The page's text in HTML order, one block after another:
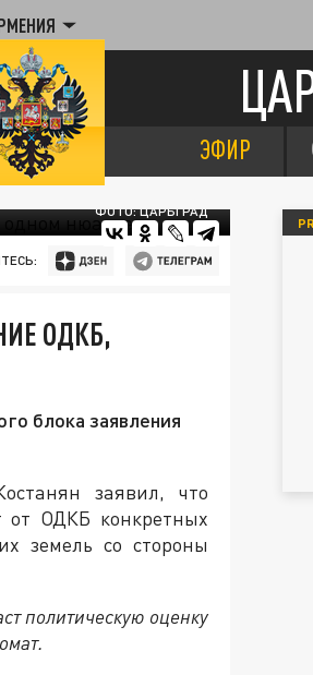
ЭФИР
ФОТО: ЦАРЬГРАД
ОДКБ,
блока заявления
заявил, что
от ОДКБ конкретных
земель со стороны
политическую оценку